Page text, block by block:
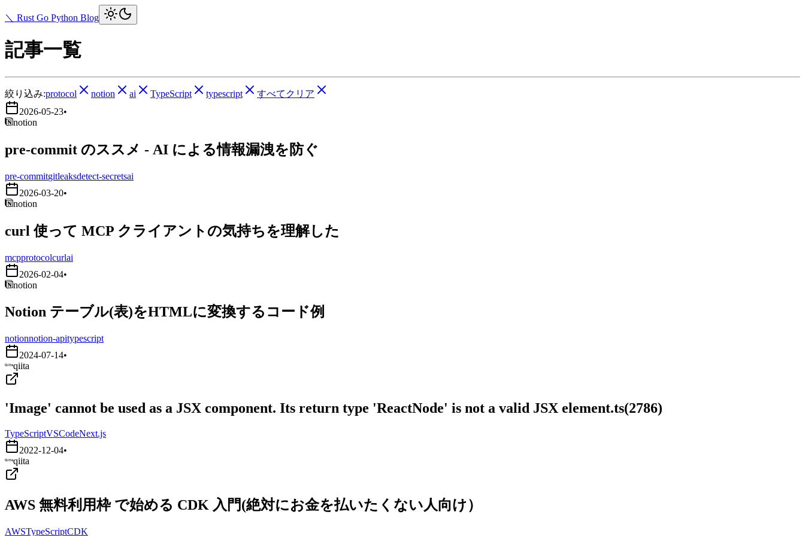
＼ Rust Go Python Blog
記事一覧
絞り込み:protocol notion ai TypeScript typescript
すべてクリア
2026-05-23•
notion
pre-commit のススメ - AI による情報漏洩を防ぐ
pre-commitgitleaksdetect-secretsai
2026-03-20•
notion
curl 使って MCP クライアントの気持ちを理解した
mcpprotocolcurlai
2026-02-04•
notion
Notion テーブル(表)をHTMLに変換するコード例
notionnotion-apitypescript
2024-07-14•
qiita
'Image' cannot be used as a JSX component. Its return type 'ReactNode' is not a valid JSX element.ts(2786)
TypeScriptVSCodeNext.js
2022-12-04•
qiita
AWS 無料利用枠 で始める CDK 入門(絶対にお金を払いたくない人向け）
AWSTypeScriptCDK